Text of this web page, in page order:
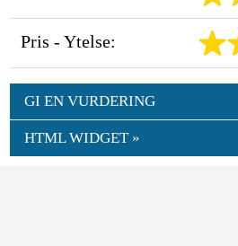
Pris - Ytelse:
GI EN VURDERING
HTML WIDGET »